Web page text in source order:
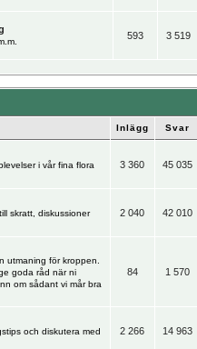
593 3 519
Inlägg Svar
i vår fina flora
3 360 45 035
skratt, diskussioner
2 040 42 010
utmaning för kroppen.
goda råd när ni
om sådant vi mår bra
84 1 570
och diskutera med
2 266 14 963